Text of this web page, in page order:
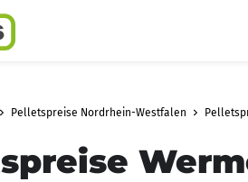
Pelletspreise Nordrhein-Westfalen